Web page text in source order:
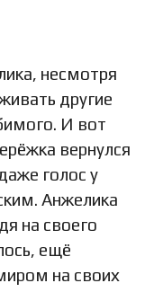
несмотря
другие
И вот
вернулся
голос у
Анжелика
на своего
ещё
на своих